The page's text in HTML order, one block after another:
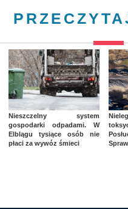
Nieszczelny system
gospodarki odpadami. W
Elblągu tysiące osób nie
płaci za wywóz śmieci